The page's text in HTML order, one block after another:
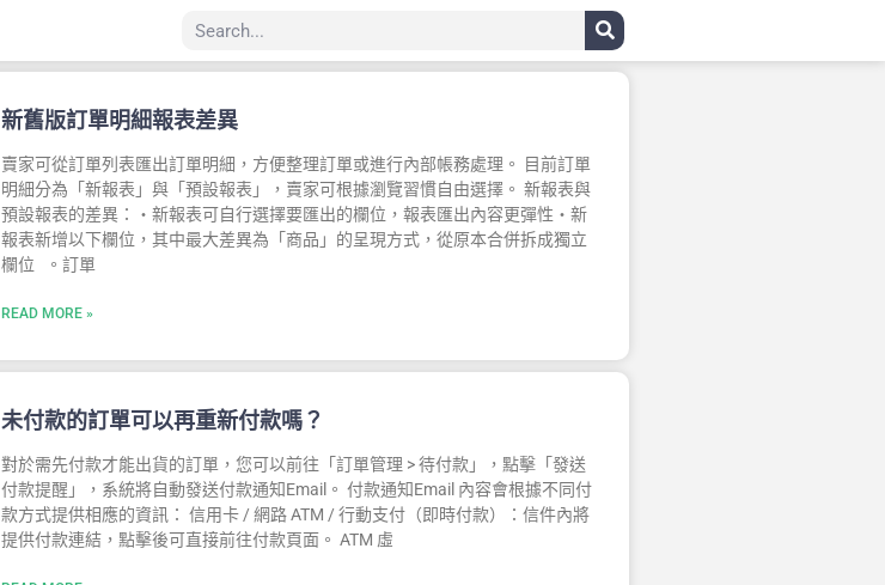
新舊版訂單明細報表差異
賣家可從訂單列表匯出訂單明細，方便整理訂單或進行內部帳務處理。 目前訂單
明細分為「新報表」與「預設報表」，賣家可根據瀏覽習慣自由選擇。 新報表與
預設報表的差異：・新報表可自行選擇要匯出的欄位，報表匯出內容更彈性・新
報表新增以下欄位，其中最大差異為「商品」的呈現方式，從原本合併拆成獨立
欄位 。訂單
READ MORE »
未付款的訂單可以再重新付款嗎？
對於需先付款才能出貨的訂單，您可以前往「訂單管理 > 待付款」，點擊「發送
付款提醒」，系統將自動發送付款通知Email。 付款通知Email 內容會根據不同付
款方式提供相應的資訊： 信用卡 / 網路 ATM / 行動支付（即時付款）：信件內將
提供付款連結，點擊後可直接前往付款頁面。 ATM 虛